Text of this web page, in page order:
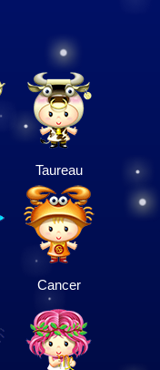
Taureau
Cancer